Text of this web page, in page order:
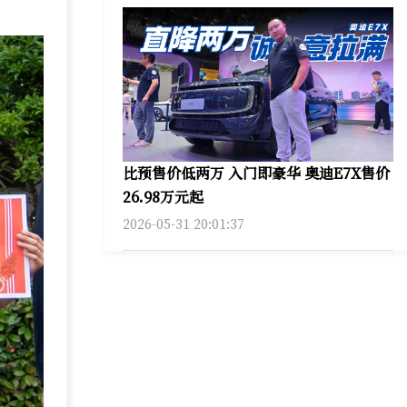
比预售价低两万 入门即豪华 奥迪E7X售价
26.98万元起
2026-05-31 20:01:37